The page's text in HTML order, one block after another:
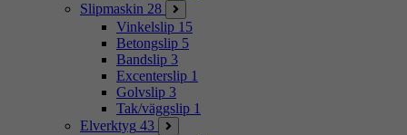
Slipmaskin 28
Vinkelslip 15
Betongslip 5
Bandslip 3
Excenterslip 1
Golvslip 3
Tak/väggslip 1
Elverktyg 43